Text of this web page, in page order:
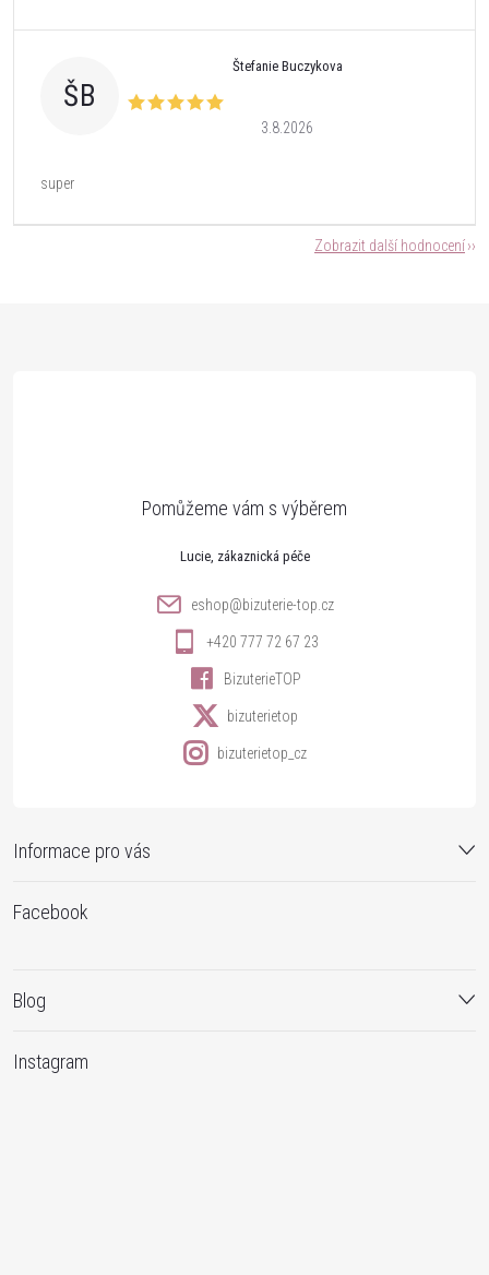
ŠB
Štefanie Buczykova
3.8.2026
super
Zobrazit další hodnocení
Informace pro vás
Lucie
eshop@bizuterie-top.cz
+420 777 72 67 23
BizuterieTOP
bizuterietop
bizuterietop_cz
Facebook
Blog
Instagram